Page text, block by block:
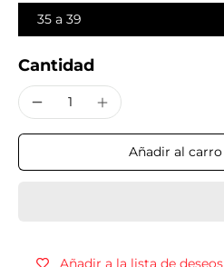
35 a 39
Cantidad
Añadir al carro
Añadir a la lista de deseos